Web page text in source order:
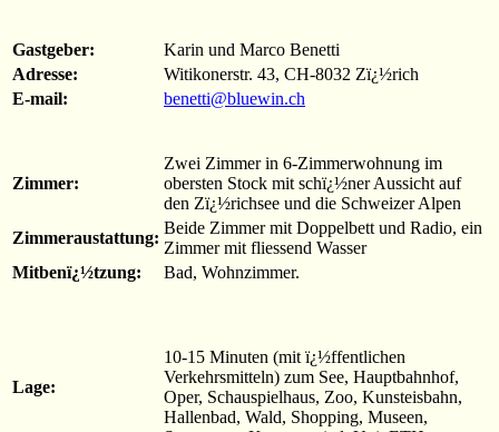
Gastgeber:
Karin und Marco Benetti
Adresse:
Witikonerstr. 43, CH-8032 Zï¿½rich
E-mail:
benetti@bluewin.ch
Zimmer:
Zwei Zimmer in 6-Zimmerwohnung im
obersten Stock mit schï¿½ner Aussicht auf
den Zï¿½richsee und die Schweizer Alpen
Zimmeraustattung:
Beide Zimmer mit Doppelbett und Radio, ein
Zimmer mit fliessend Wasser
Mitbenï¿½tzung:
Bad, Wohnzimmer.
Lage:
10-15 Minuten (mit ï¿½ffentlichen
Verkehrsmitteln) zum See, Hauptbahnhof,
Oper, Schauspielhaus, Zoo, Kunsteisbahn,
Hallenbad, Wald, Shopping, Museen,